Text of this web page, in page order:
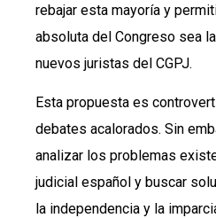
rebajar esta mayoría y
absoluta del Congreso sea
nuevos juristas del CGPJ.
Esta propuesta es
debates acalorados. Sin
analizar los problemas
judicial español y buscar
la independencia y la